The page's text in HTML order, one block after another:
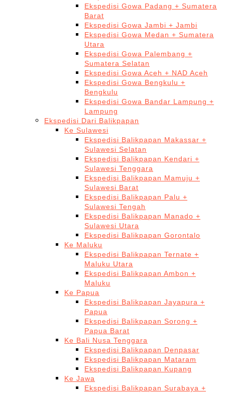
Ekspedisi Gowa Padang + Sumatera
Barat
Ekspedisi Gowa Jambi + Jambi
Ekspedisi Gowa Medan + Sumatera
Utara
Ekspedisi Gowa Palembang +
Sumatera Selatan
Ekspedisi Gowa Aceh + NAD Aceh
Ekspedisi Gowa Bengkulu +
Bengkulu
Ekspedisi Gowa Bandar Lampung +
Lampung
Ekspedisi Dari Balikpapan
Ke Sulawesi
Ekspedisi Balikpapan Makassar +
Sulawesi Selatan
Ekspedisi Balikpapan Kendari +
Sulawesi Tenggara
Ekspedisi Balikpapan Mamuju +
Sulawesi Barat
Ekspedisi Balikpapan Palu +
Sulawesi Tengah
Ekspedisi Balikpapan Manado +
Sulawesi Utara
Ekspedisi Balikpapan Gorontalo
Ke Maluku
Ekspedisi Balikpapan Ternate +
Maluku Utara
Ekspedisi Balikpapan Ambon +
Maluku
Ke Papua
Ekspedisi Balikpapan Jayapura +
Papua
Ekspedisi Balikpapan Sorong +
Papua Barat
Ke Bali Nusa Tenggara
Ekspedisi Balikpapan Denpasar
Ekspedisi Balikpapan Mataram
Ekspedisi Balikpapan Kupang
Ke Jawa
Ekspedisi Balikpapan Surabaya +